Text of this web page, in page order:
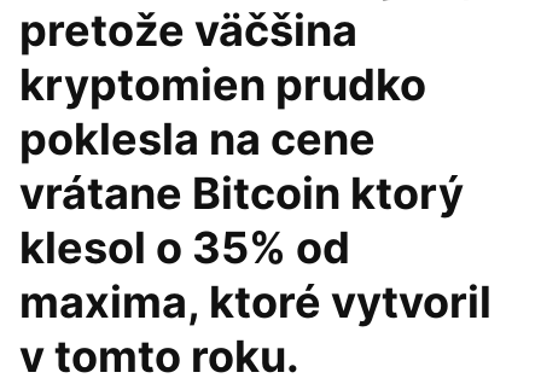
pretože väčšina
kryptomien prudko
poklesla na cene
vrátane Bitcoin ktorý
klesol o 35% od
maxima, ktoré vytvoril
v tomto roku.